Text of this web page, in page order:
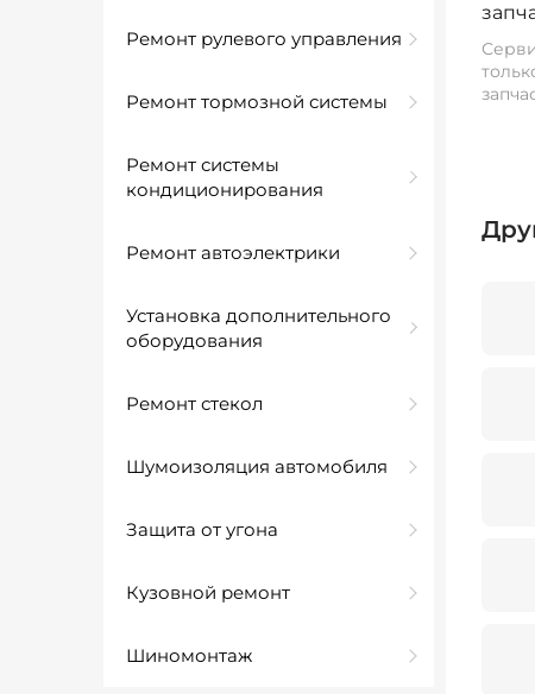
Ремонт рулевого управления
Ремонт тормозной системы
Ремонт системы
кондиционирования
Ремонт автоэлектрики
Установка дополнительного
оборудования
Ремонт стекол
Шумоизоляция автомобиля
Защита от угона
Кузовной ремонт
Шиномонтаж